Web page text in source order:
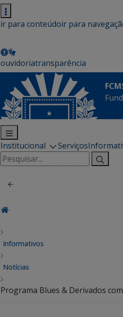
ir para conteúdoir para
ouvidoriatransparência
Institucional Serviços
Pesquisar
por:
Informativos
Notícias
Programa Blues & Derivados